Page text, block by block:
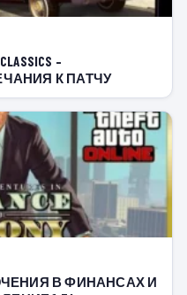
–
К ПАТЧУ
В ФИНАНСАХ И